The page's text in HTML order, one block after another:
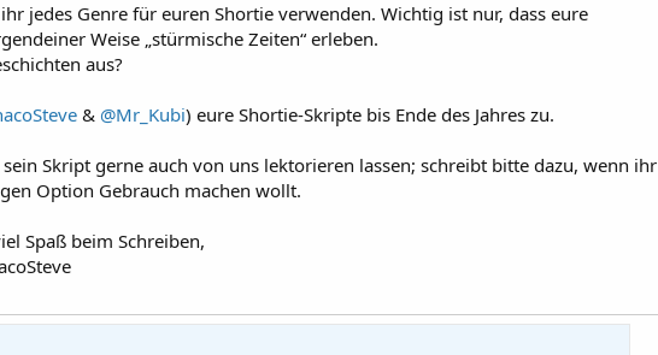
jedes Genre für euren Shortie verwenden. Wichtig ist nur, dass eure
Weise „stürmische Zeiten“ erleben.
aus?
& @Mr_Kubi) eure Shortie-Skripte bis Ende des Jahres zu.
Skript gerne auch von uns lektorieren lassen; schreibt bitte dazu, wenn ihr
Option Gebrauch machen wollt.
Spaß beim Schreiben,